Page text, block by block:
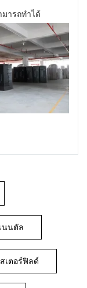
ารถทำได้
นนตัล
เตอร์ฟิลด์